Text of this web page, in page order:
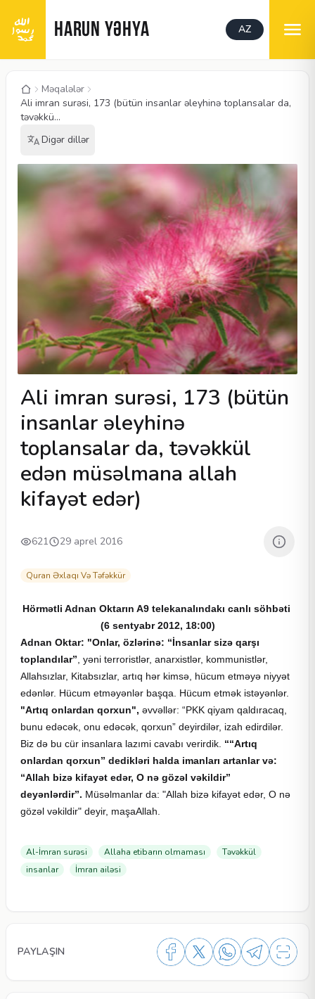
HARUN YƏHYA AZ
Məqalələr
Ali imran surəsi, 173 (bütün insanlar əleyhinə toplansalar da,
təvəkkü...
Digər dillər
Ali imran surəsi, 173 (bütün
insanlar əleyhinə
toplansalar da, təvəkkül
edən müsəlmana allah
kifayət edər)
621 29 aprel 2016
Quran Əxlaqı Və Təfəkkür
Hörmətli Adnan Oktarın A9 telekanalındakı canlı söhbəti
(6 sentyabr 2012, 18:00)
Adnan Oktar: "Onlar, özlərinə: “İnsanlar sizə qarşı
toplandılar” , yəni terroristlər, anarxistlər, kommunistlər,
Allahsızlar, Kitabsızlar, artıq hər kimsə, hücum etməyə niyyət
edənlər. Hücum etməyənlər başqa. Hücum etmək istəyənlər.
"Artıq onlardan qorxun", əvvəllər: “PKK qiyam qaldıracaq,
bunu edəcək, onu edəcək, qorxun” deyirdilər, izah edirdilər.
Biz də bu cür insanlara lazımi cavabı verirdik. ““Artıq
onlardan qorxun” dedikləri halda imanları artanlar və:
“Allah bizə kifayət edər, O nə gözəl vəkildir”
deyənlərdir”. Müsəlmanlar da: "Allah bizə kifayət edər, O nə
gözəl vəkildir" deyir, maşaAllah.
Al-İmran surəsi Allaha etibarın olmaması
Təvəkkül
insanlar
İmran ailəsi
PAYLAŞIN